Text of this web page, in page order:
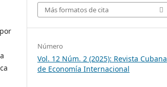
Más formatos de cita
Número
Vol. 12 Núm. 2 (2025): Revista Cubana
de Economía Internacional